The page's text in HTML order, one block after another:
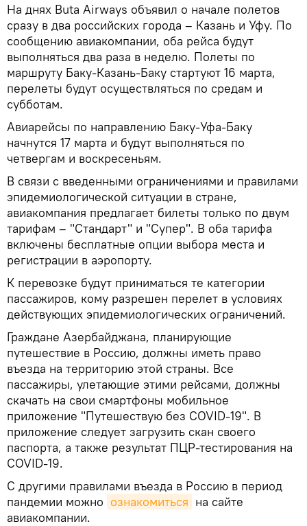
На днях Buta Airways объявил о начале полетов
сразу в два российских города – Казань и Уфу. По
сообщению авиакомпании, оба рейса будут
выполняться два раза в неделю. Полеты по
маршруту Баку-Казань-Баку стартуют 16 марта,
перелеты будут осуществляться по средам и
субботам.
Авиарейсы по направлению Баку-Уфа-Баку
начнутся 17 марта и будут выполняться по
четвергам и воскресеньям.
В связи с введенными ограничениями и правилами
эпидемиологической ситуации в стране,
авиакомпания предлагает билеты только по двум
тарифам – "Стандарт" и "Супер". В оба тарифа
включены бесплатные опции выбора места и
регистрации в аэропорту.
К перевозке будут приниматься те категории
пассажиров, кому разрешен перелет в условиях
действующих эпидемиологических ограничений.
Граждане Азербайджана, планирующие
путешествие в Россию, должны иметь право
въезда на территорию этой страны. Все
пассажиры, улетающие этими рейсами, должны
скачать на свои смартфоны мобильное
приложение "Путешествую без COVID-19". В
приложение следует загрузить скан своего
паспорта, а также результат ПЦР-тестирования на
COVID-19.
С другими правилами въезда в Россию в период
пандемии можно ознакомиться на сайте
авиакомпании.